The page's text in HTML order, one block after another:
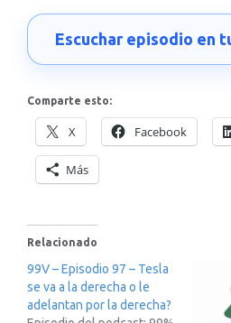
Escuchar episodio en
Comparte esto:
X Facebook
Más
Relacionado
99V – Episodio 97 – Tesla
se va a la derecha o le
adelantan por la derecha?